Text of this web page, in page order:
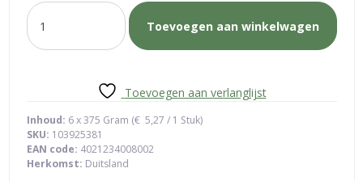
krunchy
strawberry
aantal
Toevoegen aan winkelwagen
Toevoegen aan verlanglijst
Inhoud: 6 x 375 Gram (€ 5,27 / 1 Stuk)
SKU: 103925381
EAN code: 4021234008002
Herkomst: Duitsland